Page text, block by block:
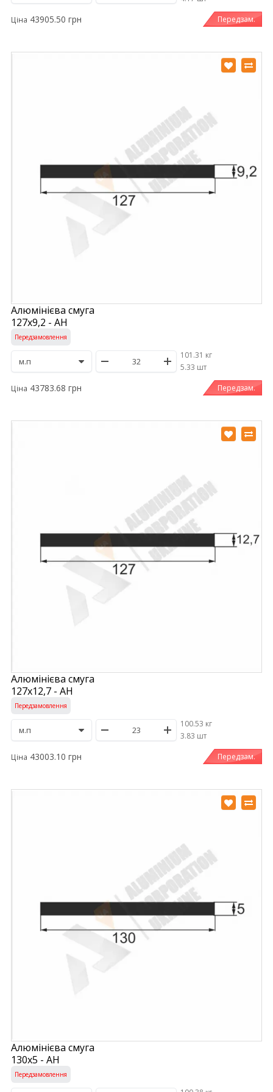
Ціна 43905.50 грн Передзам.
Алюмінієва смуга
127х9,2 - АН
Передзамовлення
101.31 кг
/5.33 шт
Ціна 43783.68 грн Передзам.
Алюмінієва смуга
127х12,7 - АН
Передзамовлення
100.53 кг
/3.83 шт
Ціна 43003.10 грн Передзам.
Алюмінієва смуга
130х5 - АН
Передзамовлення